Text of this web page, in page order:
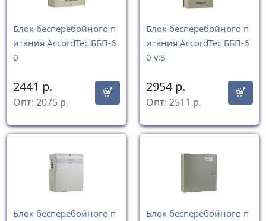
Блок бесперебойного п
итания AccordTec ББП-6
0
2441 р.
Опт: 2075 р.
Блок бесперебойного п
итания AccordTec ББП-6
0 v.8
2954 р.
Опт: 2511 р.
Блок бесперебойного п
Блок бесперебойного п